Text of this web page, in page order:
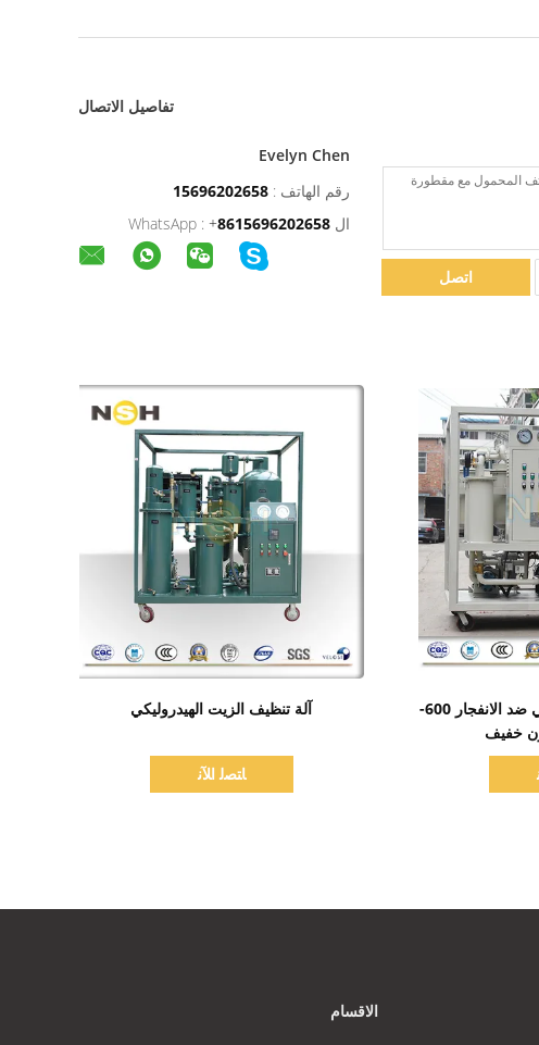
تفاصيل الاتصال
Evelyn Chen
رقم الهاتف : 15696202658
ال WhatsApp :
+8615696202658
اتصل
آلة تنظيف الزيت الهيدروليكي
ﺎﺘﺼﻟ ﺍﻶﻧ
آلة تنقية الزيت الهيدروليكي ضد الانفجار 600-
الاقسام